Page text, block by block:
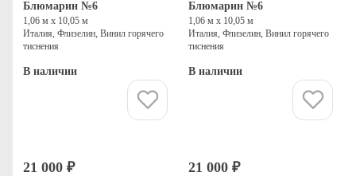
Блюмарин №6
1,06 м х 10,05 м
Италия, Флизелин, Винил горячего
тиснения
В наличии
Блюмарин №6
1,06 м х 10,05 м
Италия, Флизелин, Винил горячего
тиснения
В наличии
21 000 ₽ 21 000 ₽